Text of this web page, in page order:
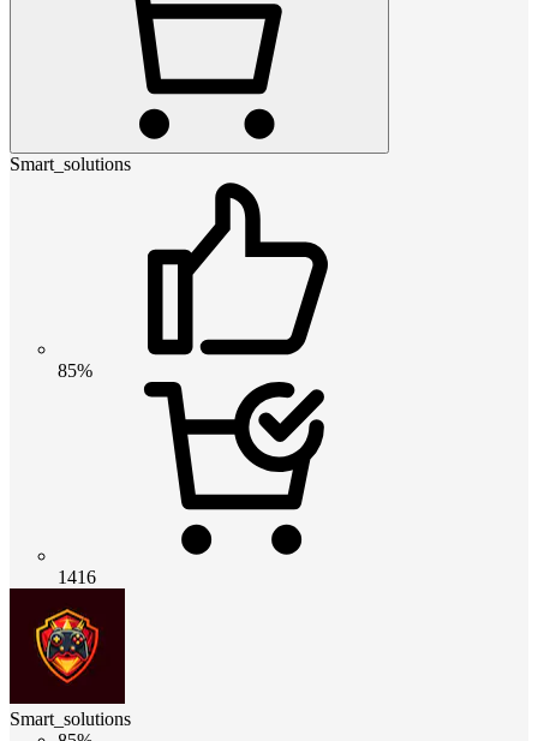
Smart_solutions
85%
1416
Smart_solutions